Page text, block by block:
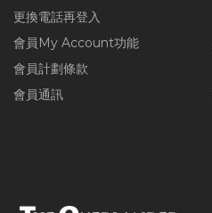
更換電話再登入
會員My Account功能
會員計劃條款
會員通訊